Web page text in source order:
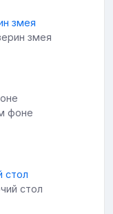
змея
фоне
стол